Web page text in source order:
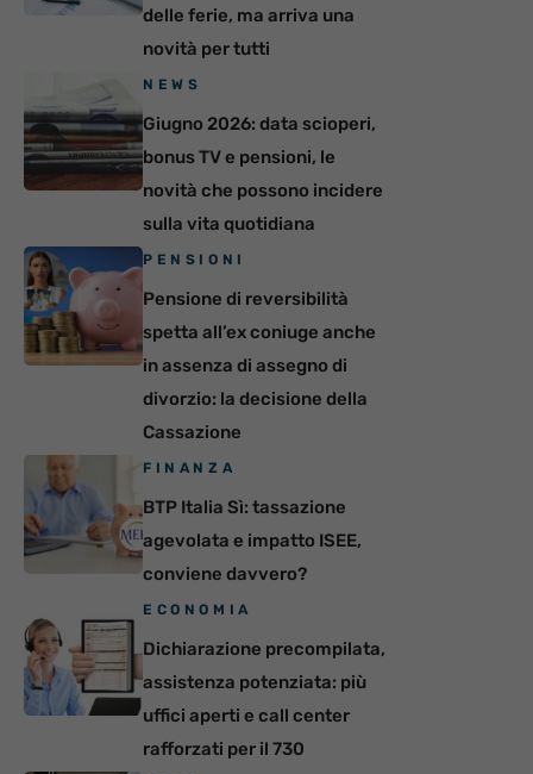
delle ferie, ma arriva una
novità per tutti
NEWS
Giugno 2026: data scioperi,
bonus TV e pensioni, le
novità che possono incidere
sulla vita quotidiana
PENSIONI
Pensione di reversibilità
spetta all’ex coniuge anche
in assenza di assegno di
divorzio: la decisione della
Cassazione
FINANZA
BTP Italia Sì: tassazione
agevolata e impatto ISEE,
conviene davvero?
ECONOMIA
Dichiarazione precompilata,
assistenza potenziata: più
uffici aperti e call center
rafforzati per il 730